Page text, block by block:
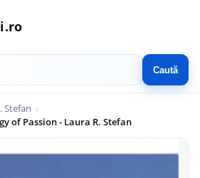
Caută
Stefan
of Passion - Laura R. Stefan